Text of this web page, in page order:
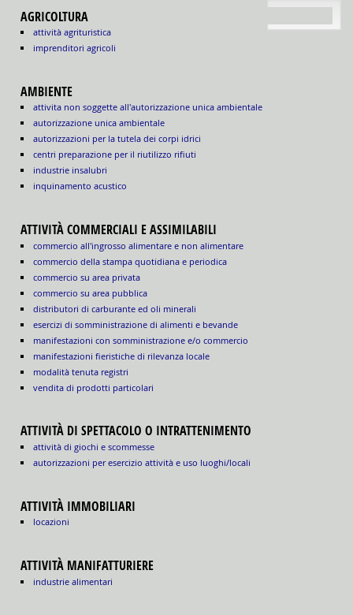
AGRICOLTURA
attività agrituristica
imprenditori agricoli
AMBIENTE
attivita non soggette all'autorizzazione unica ambientale
autorizzazione unica ambientale
autorizzazioni per la tutela dei corpi idrici
centri preparazione per il riutilizzo rifiuti
industrie insalubri
inquinamento acustico
ATTIVITÀ COMMERCIALI E ASSIMILABILI
commercio all'ingrosso alimentare e non alimentare
commercio della stampa quotidiana e periodica
commercio su area privata
commercio su area pubblica
distributori di carburante ed oli minerali
esercizi di somministrazione di alimenti e bevande
manifestazioni con somministrazione e/o commercio
manifestazioni fieristiche di rilevanza locale
modalità tenuta registri
vendita di prodotti particolari
ATTIVITÀ DI SPETTACOLO O INTRATTENIMENTO
attività di giochi e scommesse
autorizzazioni per esercizio attività e uso luoghi/locali
ATTIVITÀ IMMOBILIARI
locazioni
ATTIVITÀ MANIFATTURIERE
industrie alimentari